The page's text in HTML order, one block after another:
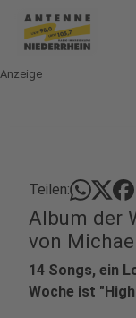
Anzeige
Teilen:
Album der
von
14 Songs, ein
Woche ist